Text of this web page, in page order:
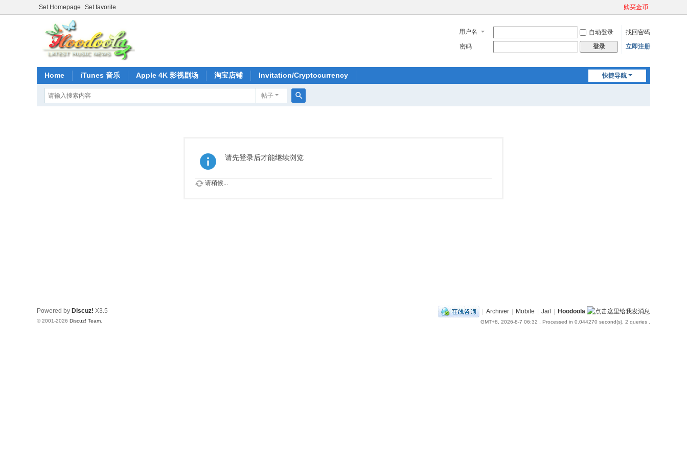
Set Homepage Set favorite 购买金币
用户名 自动登录
找回密码
密码
登录 立即注册
快捷导航
Home iTunes 音乐 Apple 4K 影视剧场 淘宝店铺 Invitation/Cryptocurrency
帖子
请先登录后才能继续浏览
请稍候...
| Archiver | Mobile | Jail | Hoodoola
GMT+8, 2026-8-7 06:32 , Processed in 0.044270 second(s), 2 queries .
Powered by Discuz! X3.5
© 2001-2026 Discuz! Team